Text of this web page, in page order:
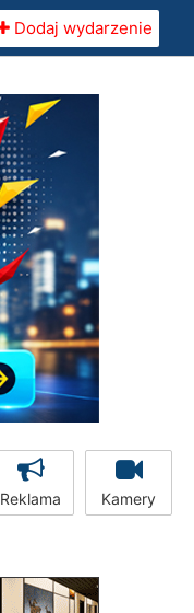
Dodaj wydarzenie
Reklama Kamery